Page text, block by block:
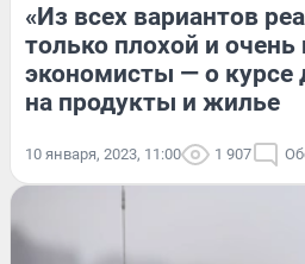
«Из всех вариантов
только плохой и очень
экономисты — о курсе
на продукты и жилье
10 января, 2023, 11:00 1 907